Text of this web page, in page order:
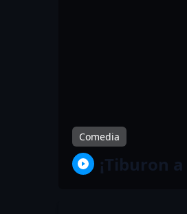
Comedia
¡Tiburon